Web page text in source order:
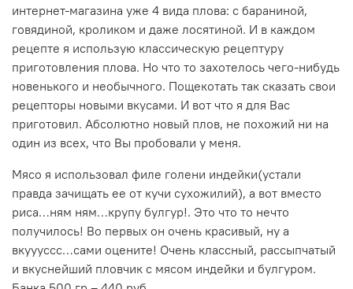
интернет-магазина уже 4 вида плова: с бараниной,
говядиной, кроликом и даже лосятиной. И в каждом
рецепте я использую классическую рецептуру
приготовления плова. Но что то захотелось чего-нибудь
новенького и необычного. Пощекотать так сказать свои
рецепторы новыми вкусами. И вот что я для Вас
приготовил. Абсолютно новый плов, не похожий ни на
один из всех, что Вы пробовали у меня.
Мясо я использовал филе голени индейки(устали
правда зачищать ее от кучи сухожилий), а вот вместо
риса…ням ням…крупу булгур!. Это что то нечто
получилось! Во первых он очень красивый, ну а
вкуууссс…сами оцените! Очень классный, рассыпчатый
и вкуснейший пловчик с мясом индейки и булгуром.